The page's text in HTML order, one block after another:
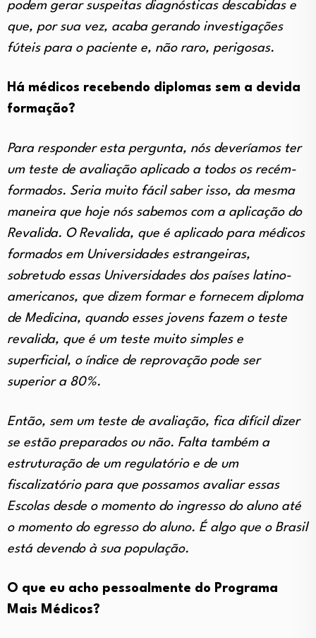
podem gerar suspeitas diagnósticas descabidas e
que, por sua vez, acaba gerando investigações
fúteis para o paciente e, não raro, perigosas.
Há médicos recebendo diplomas sem a devida
formação?
Para responder esta pergunta, nós deveríamos ter
um teste de avaliação aplicado a todos os recém-
formados. Seria muito fácil saber isso, da mesma
maneira que hoje nós sabemos com a aplicação do
Revalida. O Revalida, que é aplicado para médicos
formados em Universidades estrangeiras,
sobretudo essas Universidades dos países latino-
americanos, que dizem formar e fornecem diploma
de Medicina, quando esses jovens fazem o teste
revalida, que é um teste muito simples e
superficial, o índice de reprovação pode ser
superior a 80%.
Então, sem um teste de avaliação, fica difícil dizer
se estão preparados ou não. Falta também a
estruturação de um regulatório e de um
fiscalizatório para que possamos avaliar essas
Escolas desde o momento do ingresso do aluno até
o momento do egresso do aluno. É algo que o Brasil
está devendo à sua população.
O que eu acho pessoalmente do Programa
Mais Médicos?